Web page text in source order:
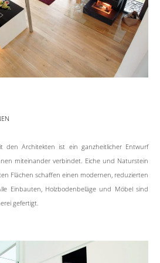
den Architekten ist ein ganzheitlicher Entwurf
miteinander verbindet. Eiche und Naturstein
Flächen schaffen einen modernen, reduzierten
Einbauten, Holzbodenbeläge und Möbel sind
gefertigt.